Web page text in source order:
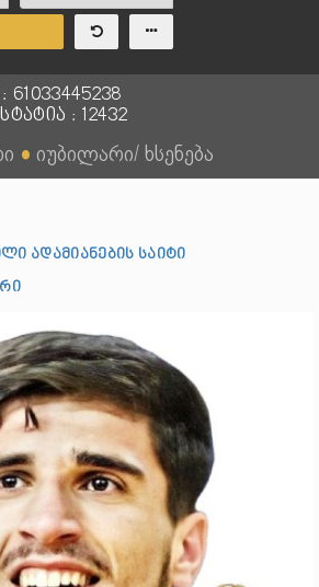
: 12432
● იუბილარი/ ხსენება
ადამიანების საიტი